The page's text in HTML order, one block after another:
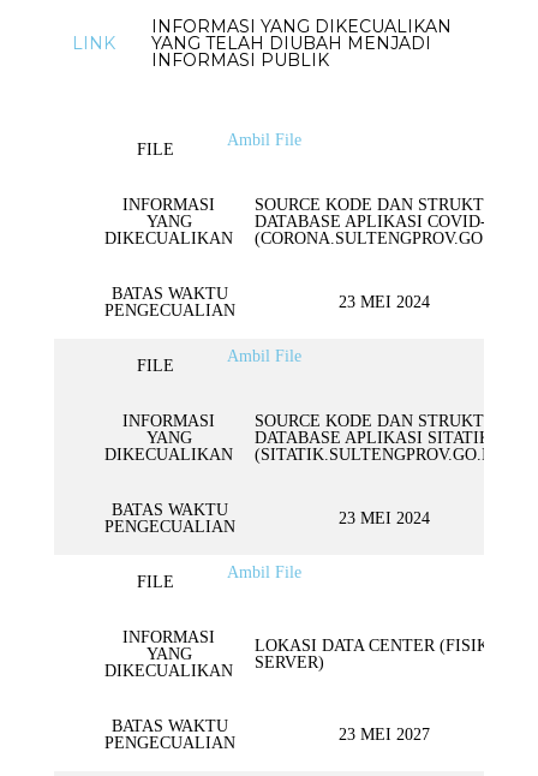
LAYANAN INFORMASI
KETATAUSAHAAN
INFORMASI YANG DIKECUALIKAN
PENGUMUMAN KPID
KEGIATAN SOSIALISASI
PENGADAAN BARANG/JASA
PENGUBAHAN KLASIFIKASI INFORMASI DIKECUALIKAN
FORM PERMOHONAN INFORMASI
FORM PENGAJUAN KEBERATAN
LINK
INFORMASI YANG DIKECUALIKAN
YANG TELAH DIUBAH MENJADI
INFORMASI PUBLIK
FILE
Ambil File
INFORMASI
YANG
DIKECUALIKAN
SOURCE KODE DAN STRUKTUR
DATABASE APLIKASI COVID-19
(CORONA.SULTENGPROV.GO.ID)
BATAS WAKTU
PENGECUALIAN
23 MEI 2024
FILE
Ambil File
INFORMASI
YANG
DIKECUALIKAN
SOURCE KODE DAN STRUKTUR
DATABASE APLIKASI SITATIK
(SITATIK.SULTENGPROV.GO.ID)
BATAS WAKTU
PENGECUALIAN
23 MEI 2024
FILE
Ambil File
INFORMASI
YANG
DIKECUALIKAN
LOKASI DATA CENTER (FISIK
SERVER)
BATAS WAKTU
PENGECUALIAN
23 MEI 2027